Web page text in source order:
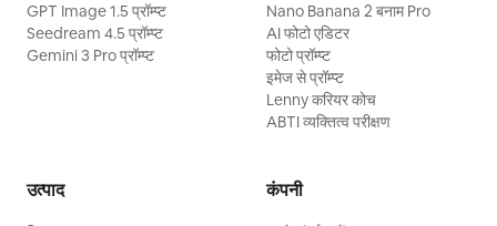
GPT Image 1.5 प्रॉम्प्ट
Seedream 4.5 प्रॉम्प्ट
Gemini 3 Pro प्रॉम्प्ट
Nano Banana 2 बनाम Pro
AI फोटो एडिटर
फोटो प्रॉम्प्ट
इमेज से प्रॉम्प्ट
Lenny करियर कोच
ABTI व्यक्तित्व परीक्षण
उत्पाद कंपनी